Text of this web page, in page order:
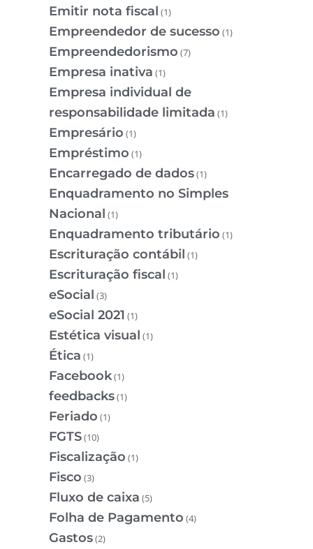
Emitir nota fiscal (1)
Empreendedor de sucesso (1)
Empreendedorismo (7)
Empresa inativa (1)
Empresa individual de
responsabilidade limitada (1)
Empresário (1)
Empréstimo (1)
Encarregado de dados(1)
Enquadramento no Simples
Nacional (1)
Enquadramento tributário (1)
Escrituração contábil (1)
Escrituração fiscal (1)
eSocial (3)
eSocial 2021 (1)
Estética visual (1)
Ética (1)
Facebook(1)
feedbacks(1)
Feriado (1)
FGTS(10)
Fiscalização (1)
Fisco (3)
Fluxo de caixa (5)
Folha de Pagamento (4)
Gastos(2)